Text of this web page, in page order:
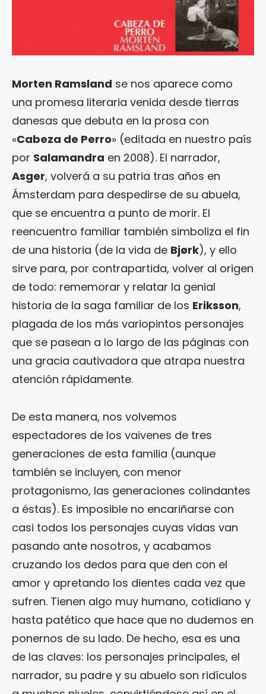
Morten Ramsland se nos aparece como
una promesa literaria venida desde tierras
danesas que debuta en la prosa con
«Cabeza de Perro» (editada en nuestro país
por Salamandra en 2008). El narrador,
Asger, volverá a su patria tras años en
Ámsterdam para despedirse de su abuela,
que se encuentra a punto de morir. El
reencuentro familiar también simboliza el fin
de una historia (de la vida de Bjørk), y ello
sirve para, por contrapartida, volver al origen
de todo: rememorar y relatar la genial
historia de la saga familiar de los Eriksson,
plagada de los más variopintos personajes
que se pasean a lo largo de las páginas con
una gracia cautivadora que atrapa nuestra
atención rápidamente.
De esta manera, nos volvemos
espectadores de los vaivenes de tres
generaciones de esta familia (aunque
también se incluyen, con menor
protagonismo, las generaciones colindantes
a éstas). Es imposible no encariñarse con
casi todos los personajes cuyas vidas van
pasando ante nosotros, y acabamos
cruzando los dedos para que den con el
amor y apretando los dientes cada vez que
sufren. Tienen algo muy humano, cotidiano y
hasta patético que hace que no dudemos en
ponernos de su lado. De hecho, esa es una
de las claves: los personajes principales, el
narrador, su padre y su abuelo son ridículos